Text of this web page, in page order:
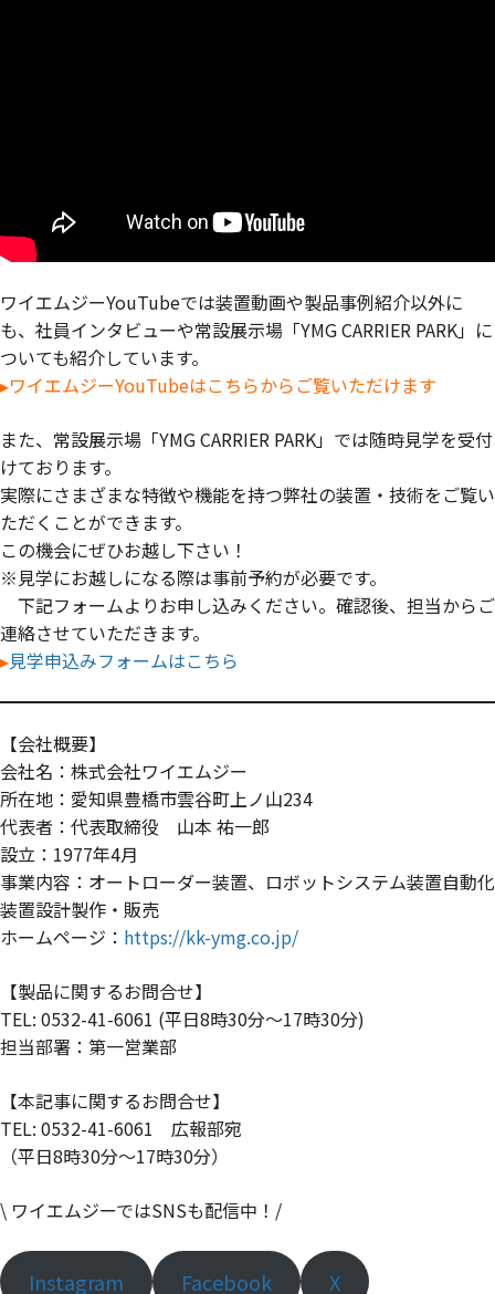
ワイエムジーYouTubeでは装置動画や製品事例紹介以外に
も、社員インタビューや常設展示場「YMG CARRIER PARK」に
ついても紹介しています。
▸ワイエムジーYouTubeはこちらからご覧いただけます
また、常設展示場「YMG CARRIER PARK」では随時見学を受付
けております。
実際にさまざまな特徴や機能を持つ弊社の装置・技術をご覧い
ただくことができます。
この機会にぜひお越し下さい！
※見学にお越しになる際は事前予約が必要です。
下記フォームよりお申し込みください。確認後、担当からご
連絡させていただきます。
▸見学申込みフォームはこちら
【会社概要】
会社名：株式会社ワイエムジー
所在地：愛知県豊橋市雲谷町上ノ山234
代表者：代表取締役 山本 祐一郎
設立：1977年4月
事業内容：オートローダー装置、ロボットシステム装置自動化
装置設計製作・販売
ホームページ： https://kk-ymg.co.jp/
【製品に関するお問合せ】
TEL: 0532-41-6061 (平日8時30分～17時30分)
担当部署：第一営業部
【本記事に関するお問合せ】
TEL: 0532-41-6061 広報部宛
（平日8時30分～17時30分）
\ ワイエムジーではSNSも配信中！/
Instagram Facebook X